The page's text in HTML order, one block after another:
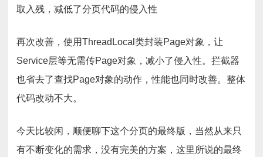
取入残，减低了分页代码的侵入性
再次改善，使用ThreadLocal类封装Page对象，让
Service层等无需传Page对象，减小了侵入性。拦截器
也省去了查找Page对象的动作，性能也同时改善。整体
代码改动不大。
今天比较闲，顺便聊下这个分页的最终版，当然从来只
有不断变化的需求，没有完美的方案，这里所说的最终